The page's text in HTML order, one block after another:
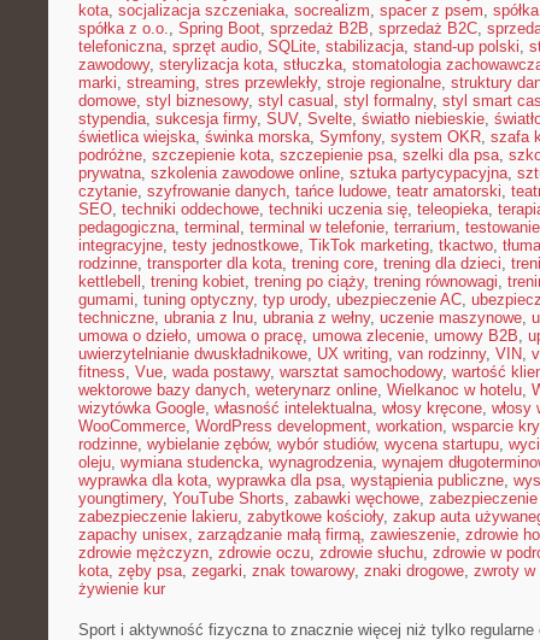
kota, socjalizacja szczeniaka, socrealizm, spacer z psem,
spółka z o.o., Spring Boot, sprzedaż B2B, sprzedaż B2C,
telefoniczna, sprzęt audio, SQLite, stabilizacja, stand-up polski,
zawodowy, sterylizacja kota, stłuczka, stomatologia
marki, streaming, stres przewlekły, stroje regionalne, struktury
domowe, styl biznesowy, styl casual , styl formalny, styl smart
stypendia, sukcesja firmy, SUV, Svelte, światło niebieskie,
świetlica wiejska, świnka morska, Symfony, system OKR, szafa
podróżne, szczepienie kota, szczepienie psa, szelki dla psa,
prywatna, szkolenia zawodowe online, sztuka partycypacyjna,
czytanie, szyfrowanie danych, tańce ludowe, teatr amatorski,
SEO, techniki oddechowe, techniki uczenia się, teleopieka,
pedagogiczna, terminal , terminal w telefonie, terrarium,
integracyjne, testy jednostkowe, TikTok marketing, tkactwo,
rodzinne, transporter dla kota, trening core, trening dla dzieci,
kettlebell , trening kobiet, trening po ciąży, trening równowagi,
gumami, tuning optyczny, typ urody, ubezpieczenie AC,
techniczne, ubrania z lnu, ubrania z wełny, uczenie maszynowe,
umowa o dzieło, umowa o pracę, umowa zlecenie, umowy B2B,
uwierzytelnianie dwuskładnikowe, UX writing, van rodzinny, VIN,
fitness, Vue, wada postawy, warsztat samochodowy, wartość
wektorowe bazy danych, weterynarz online, Wielkanoc w hotelu,
wizytówka Google, własność intelektualna, włosy kręcone, włosy
WooCommerce, WordPress development, workation, wsparcie
rodzinne, wybielanie zębów, wybór studiów, wycena startupu,
oleju, wymiana studencka, wynagrodzenia, wynajem
wyprawka dla kota, wyprawka dla psa, wystąpienia publiczne,
youngtimery, YouTube Shorts, zabawki węchowe,
zabezpieczenie lakieru, zabytkowe kościoły, zakup auta
zapachy unisex, zarządzanie małą firmą, zawieszenie, zdrowie
zdrowie mężczyzn, zdrowie oczu, zdrowie słuchu, zdrowie w
kota, zęby psa, zegarki, znak towarowy, znaki drogowe, zwroty w
żywienie kur
Sport i aktywność fizyczna to znacznie więcej niż tylko